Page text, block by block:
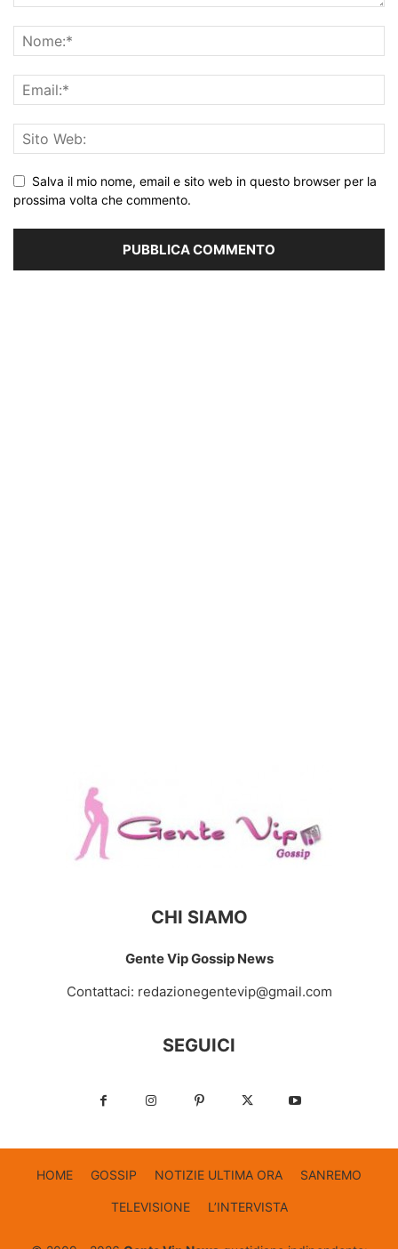
Salva il mio nome, email e sito web in questo browser per la
prossima volta che commento.
CHI SIAMO
Gente Vip Gossip News
Contattaci: redazionegentevip@gmail.com
SEGUICI
HOME GOSSIP NOTIZIE ULTIMA ORA SANREMO
TELEVISIONE L’INTERVISTA